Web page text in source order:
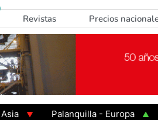
Revistas Precios
Palanquilla - Europa